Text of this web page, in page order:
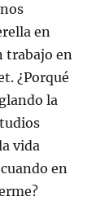
en
trabajo en
¿Porqué
la
vida
en